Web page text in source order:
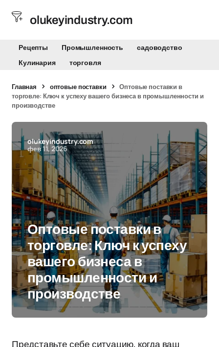
olukeyindustry.com
Рецепты Промышленность
садоводство
Кулинария
торговля
Главная оптовые поставки
Оптовые поставки в
торговле: Ключ к успеху вашего бизнеса в промышленности и
производстве
olukeyindustry.com
фев 11, 2026
Оптовые поставки в
торговле: Ключ к успеху
вашего бизнеса в
промышленности и
производстве
Представьте себе ситуацию, когда ваш